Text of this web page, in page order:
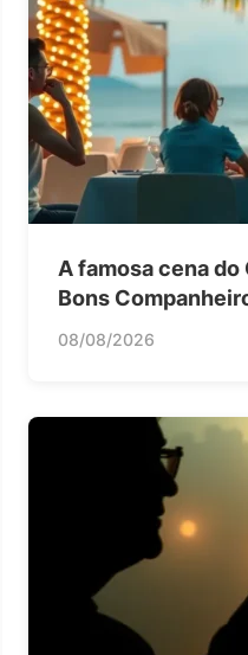
A famosa cena do
Bons
08/08/2026